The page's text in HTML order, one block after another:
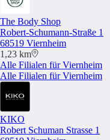
The Body Shop
Robert-Schumann-Straße 1
68519 Viernheim
1,23 km
Alle Filialen für Viernheim
Alle Filialen für Viernheim
KIKO
Robert Schuman Strasse 1